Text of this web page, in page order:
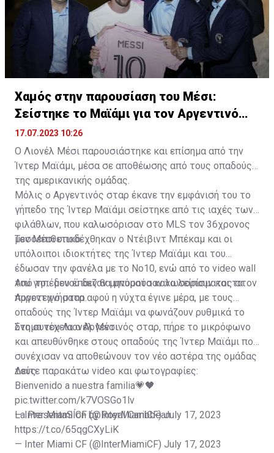
Χαμός στην παρουσίαση του Μέσι:
Σείστηκε το Μαϊάμι για τον Αργεντινό
σταρ
17.07.2023 10:26
Ο Λιονέλ Μέσι παρουσιάστηκε και επίσημα από την
Ίντερ Μαϊάμι, μέσα σε αποθέωσης από τους οπαδούς
της αμερικανικής ομάδας.
Μόλις ο Αργεντινός σταρ έκανε την εμφάνισή του το
γήπεδο της Ίντερ Μαϊάμι σείστηκε από τις ιαχές των
φιλάθλων, που καλωσόρισαν στο MLS τον 36χρονος
μεσοεπιθετικό.
Τον Μέσι υποδέχθηκαν ο Ντέιβιντ Μπέκαμ και οι
υπόλοιποι ιδιοκτήτες της Ίντερ Μαϊάμι και του
έδωσαν την φανέλα με το Νο10, ενώ από το video wall
του γηπέδου έπαιζαν μηνύματα καλωσορίσματος στον
Αργεντινό σταρ.
Από το... μενού δεν θα μπορούσαν να λείπουν και τα
πυροτεχνήματα αφού η νύχτα έγινε μέρα, με τους
οπαδούς της Ίντερ Μαϊάμι να φωνάζουν ρυθμικά το
όνομα του Λιονέλ Μέσι.
Στη συνέχεια ο Αργεντινός σταρ, πήρε το μικρόφωνο
και απευθύνθηκε στους οπαδούς της Ίντερ Μαϊάμι που
συνέχισαν να αποθεώνουν τον νέο αστέρα της ομάδας
τους.
Δείτε παρακάτω video και φωτογραφίες:
Bienvenido a nuestra familia💗🖤
pic.twitter.com/k7VOSGo1lv
— Inter Miami CF (@InterMiamiCF)July 17, 2023
La PresentaSÍon by Royal Caribbean
https://t.co/65qgCXyLiK
— Inter Miami CF (@InterMiamiCF) July 17, 2023